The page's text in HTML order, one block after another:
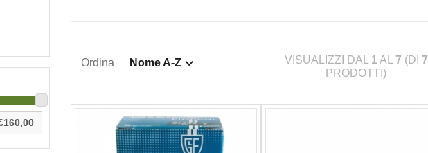
Ordina Nome A-Z VISUALIZZI DAL 1 AL 7 (DI 7
PRODOTTI)